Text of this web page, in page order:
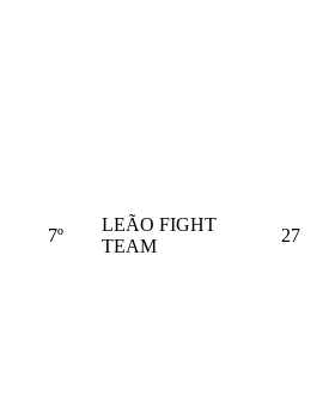
7º
LEÃO FIGHT
TEAM
27